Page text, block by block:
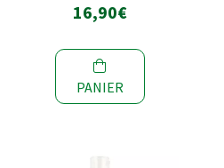
16,90€
PANIER